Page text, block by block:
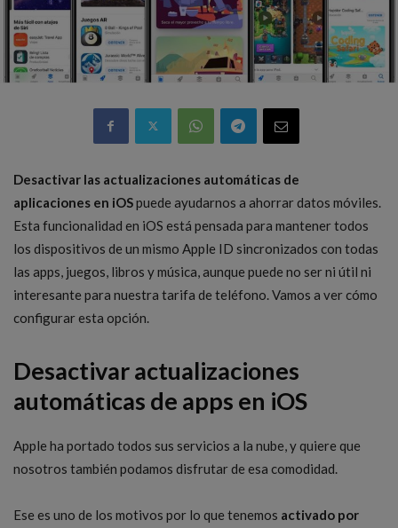
Desactivar las actualizaciones automáticas de
aplicaciones en iOSpuede ayudarnos a ahorrar datos móviles.
Esta funcionalidad en iOS está pensada para mantener todos
los dispositivos de un mismo Apple ID sincronizados con todas
las apps, juegos, libros y música, aunque puede no ser ni útil ni
interesante para nuestra tarifa de teléfono. Vamos a ver cómo
configurar esta opción.
Desactivar actualizaciones
automáticas de apps en iOS
Apple ha portado todos sus servicios a la nube, y quiere que
nosotros también podamos disfrutar de esa comodidad.
Ese es uno de los motivos por lo que tenemos activado por